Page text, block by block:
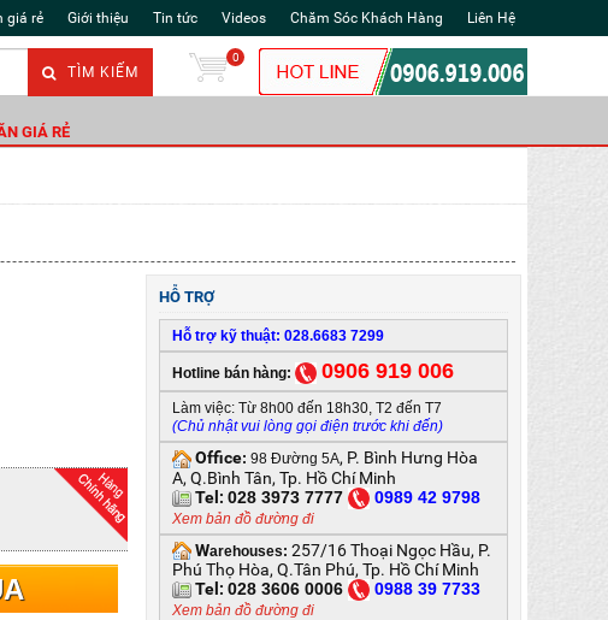
giá rẻ Giới thiệu Tin tức Videos Chăm Sóc Khách Hàng Liên Hệ
TÌM KIẾM
0
GIÁ RẺ
HỖ TRỢ
Hỗ trợ kỹ thuật: 028.6683 7299
Hotline bán hàng: 0906 919 006
Làm việc: Từ 8h00 đến 18h30, T2 đến T7
(Chủ nhật vui lòng gọi điện trước khi đến)
Office: 98 Đường 5A, P. Bình Hưng Hòa
A, Q.Bình Tân, Tp. Hồ Chí Minh
Tel:028 3973 7777 0989 42 9798
Xem bản đồ đường đi
Warehouses: 257/16 Thoại Ngọc Hầu, P.
Phú Thọ Hòa, Q.Tân Phú, Tp. Hồ Chí Minh
Tel:028 3606 0006 0988 39 7733
Xem bản đồ đường đi